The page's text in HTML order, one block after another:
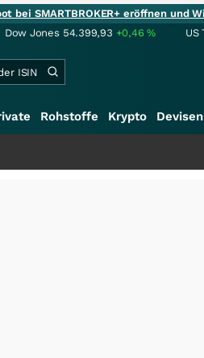
bei SMARTBROKER+ eröffnen und
Dow Jones 54.399,93 +0,46% US
Rohstoffe Krypto Devisen